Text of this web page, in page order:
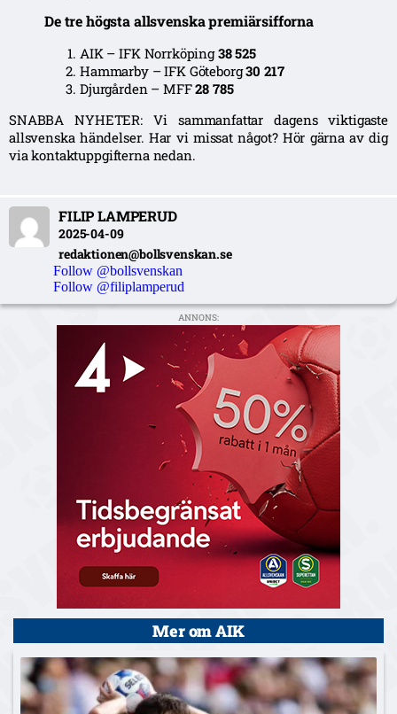
De tre högsta allsvenska premiärsifforna
AIK – IFK Norrköping38 525
Hammarby – IFK Göteborg30 217
Djurgården – MFF28 785
SNABBA NYHETER: Vi sammanfattar dagens viktigaste
allsvenska händelser. Har vi missat något? Hör gärna av dig
via kontaktuppgifterna nedan.
FILIP LAMPERUD
2025-04-09
redaktionen@bollsvenskan.se
Follow @bollsvenskan
Follow @filiplamperud
ANNONS:
Mer om AIK